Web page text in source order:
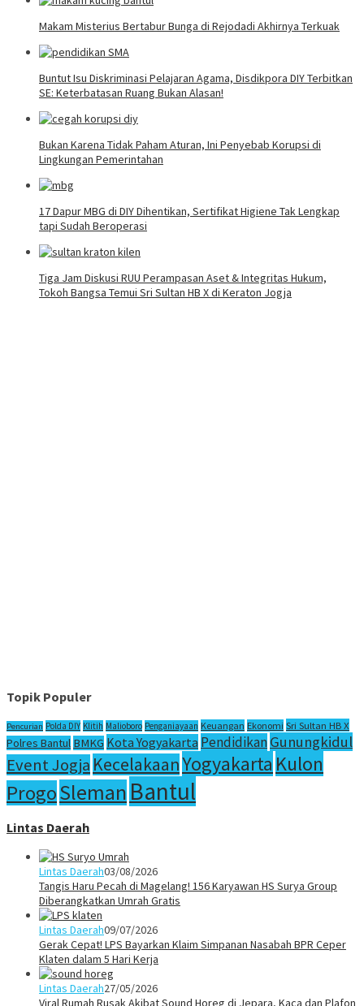
Makam Misterius Bertabur Bunga di Rejodadi Akhirnya Terkuak
Buntut Isu Diskriminasi Pelajaran Agama, Disdikpora DIY Terbitkan
SE: Keterbatasan Ruang Bukan Alasan!
Bukan Karena Tidak Paham Aturan, Ini Penyebab Korupsi di
Lingkungan Pemerintahan
17 Dapur MBG di DIY Dihentikan, Sertifikat Higiene Tak Lengkap
tapi Sudah Beroperasi
Tiga Jam Diskusi RUU Perampasan Aset & Integritas Hukum,
Tokoh Bangsa Temui Sri Sultan HB X di Keraton Jogja
Topik Populer
Pencurian Polda DIY Klitih Malioboro Penganiayaan Keuangan Ekonomi Sri Sultan HB X
Polres Bantul BMKG Kota Yogyakarta PendidikanGunungkidul
Event Jogja KecelakaanYogyakarta Kulon
ProgoSleman Bantul
Lintas Daerah
Lintas Daerah03/08/2026
Tangis Haru Pecah di Magelang! 156 Karyawan HS Surya Group
Diberangkatkan Umrah Gratis
Lintas Daerah09/07/2026
Gerak Cepat! LPS Bayarkan Klaim Simpanan Nasabah BPR Ceper
Klaten dalam 5 Hari Kerja
Lintas Daerah27/05/2026
Viral Rumah Rusak Akibat Sound Horeg di Jepara, Kaca dan Plafon